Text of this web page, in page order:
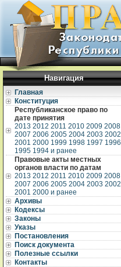
Навигация
Главная
Конституция
Республиканское право по
дате принятия
2013 2012 2011 2010 2009 2008
2007 2006 2005 2004 2003 2002
2001 2000 1999 1998 1997 1996
1995 1994 и ранее
Правовые акты местных
органов власти по датам
2013 2012 2011 2010 2009 2008
2007 2006 2005 2004 2003 2002
2001 2000 и ранее
Архивы
Кодексы
Законы
Указы
Постановления
Поиск документа
Полезные ссылки
Контакты